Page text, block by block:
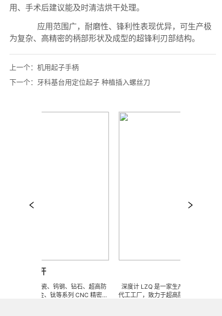
上一个： 机用起子手柄
下一个： 牙科基台用定位起子 种植插入螺丝刀
订做陶瓷、钨钢、钻石、超高防
钛合金、钛等系列 CNC 精密刀
深度计 LZQ 是一家生产各种牙科种植工具部
代工工厂，致力于超高防锈高硬度高耐磨、高